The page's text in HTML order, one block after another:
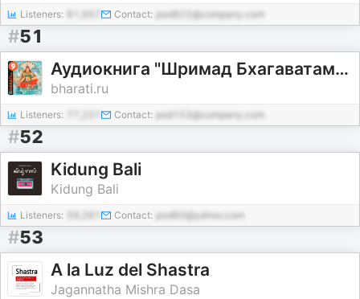
Listeners: Contact: pod822@company.com
#51
Аудиокнига "Шримад Бхагаватам". Книга 9: "Поколения"
bharati.ru
Listeners: Contact: pod153@company.com
#52
Kidung Bali
Kidung Bali
Listeners: Contact: pod60@yahoo.com
#53
A la Luz del Shastra
Jagannatha Mishra Dasa